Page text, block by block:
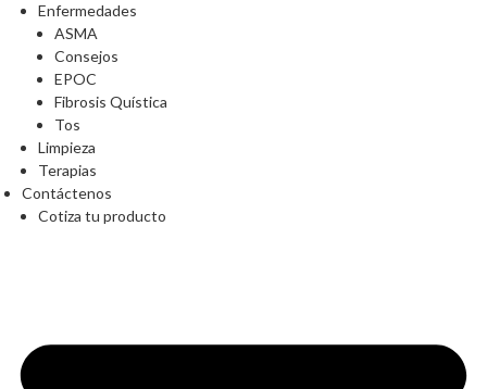
Enfermedades
ASMA
Consejos
EPOC
Fibrosis Quística
Tos
Limpieza
Terapias
Contáctenos
Cotiza tu producto